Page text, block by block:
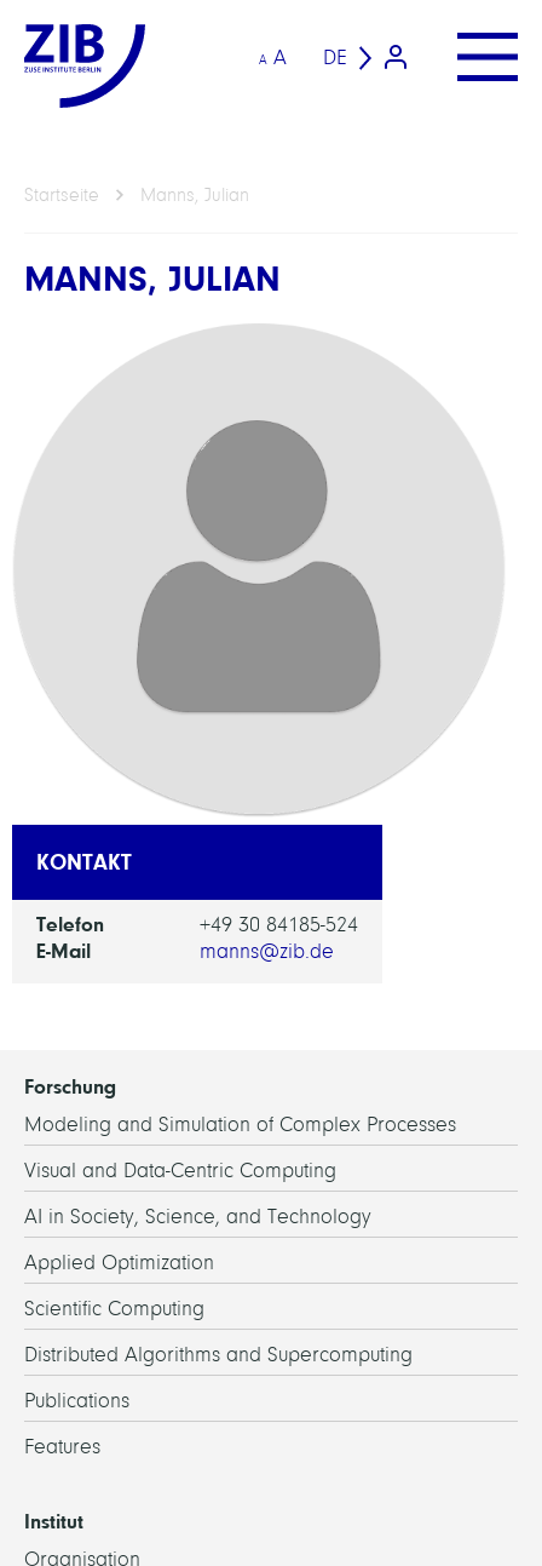
A A DE
Startseite Manns, Julian
MANNS, JULIAN
KONTAKT
Telefon +49 30 84185-524
E-Mail manns@zib.de
Forschung
Modeling and Simulation of Complex Processes
Visual and Data-Centric Computing
AI in Society, Science, and Technology
Applied Optimization
Scientific Computing
Distributed Algorithms and Supercomputing
Publications
Features
Institut
Organisation